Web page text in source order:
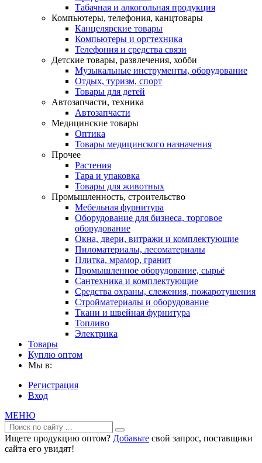
Табачная и алкогольная продукция
Компьютеры, телефония, канцтовары
Канцелярские товары
Компьютеры и оргтехника
Телефония и средства связи
Детские товары, развлечения, хобби
Музыкальные инструменты, оборудование
Отдых, туризм, спорт
Товары для детей
Автозапчасти, техника
Автозапчасти
Медицинские товары
Оптика
Товары медицинского назначения
Прочее
Растения
Тара и упаковка
Товары для животных
Промышленность, строительство
Мебельная фурнитура
Оборудование для бизнеса, торговое
оборудование
Окна, двери, витражи и комплектующие
Пиломатериалы, лесоматериалы
Плитка, мрамор, гранит
Промышленное оборудование, сырьё
Сантехника и комплектующие
Средства охраны, слежения, пожаротушения
Стройматериалы и оборудование
Ткани и швейная фурнитура
Топливо
Электрика
Товары
Куплю оптом
Мы в:
Регистрация
Вход
МЕНЮ
Ищете продукцию оптом? Добавьте свой запрос, поставщики
сайта его увидят!